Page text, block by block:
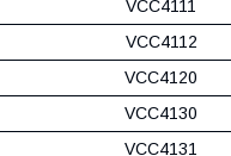
VCC4111
VCC4112
VCC4120
VCC4130
VCC4131